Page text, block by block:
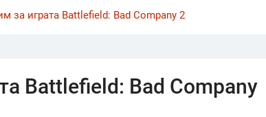
за играта Battlefield: Bad Company 2
Battlefield: Bad Company